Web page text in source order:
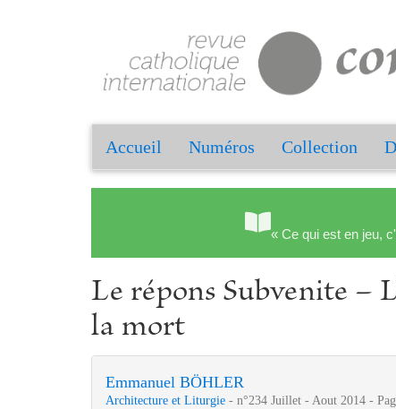
Accueil Numéros Collection
« Ce qui est en jeu,
Le répons Subvenite –
la mort
Emmanuel BÖHLER
Architecture et Liturgie - n°234 Juillet - Aout 2014 -